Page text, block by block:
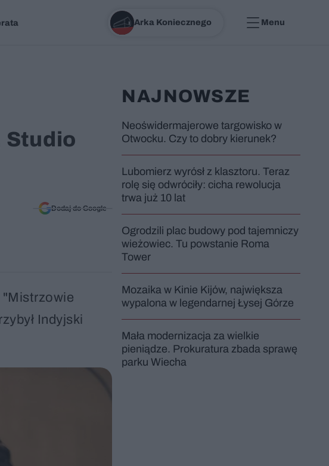
Arka Koniecznego Menu
Studio
Dodaj do Google
"Mistrzowie
Indyjski
NAJNOWSZE
Neoświdermajerowe targowisko w
Otwocku. Czy to dobry kierunek?
Lubomierz wyrósł z klasztoru. Teraz
rolę się odwróciły: cicha rewolucja
trwa już 10 lat
Ogrodzili plac budowy pod tajemniczy
wieżowiec. Tu powstanie Roma
Tower
Mozaika w Kinie Kijów, największa
wypalona w legendarnej Łysej Górze
Mała modernizacja za wielkie
pieniądze. Prokuratura zbada sprawę
parku Wiecha